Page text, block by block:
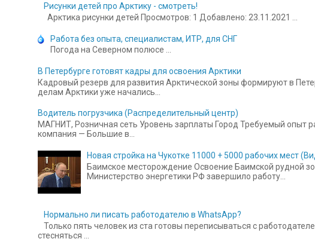
Рисунки детей про Арктику - смотреть!
Арктика рисунки детей Просмотров: 1 Добавлено: 23.11.2021 ...
Работа без опыта, специалистам, ИТР, для СНГ
Погода на Северном полюсе ...
В Петербурге готовят кадры для освоения Арктики
Кадровый резерв для развития Арктической зоны формируют в
делам Арктики уже начались...
Водитель погрузчика (Распределительный центр)
МАГНИТ, Розничная сеть Уровень зарплаты Город Требуемый опыт
компания — Большие в...
Новая стройка на Чукотке 11000 + 5000 рабочих мест
Баимское месторождение Освоение Баимской рудной
Министерство энергетики РФ завершило работу...
Нормально ли писать работодателю в WhatsApp?
Только пять человек из ста готовы переписываться с
стесняться ...